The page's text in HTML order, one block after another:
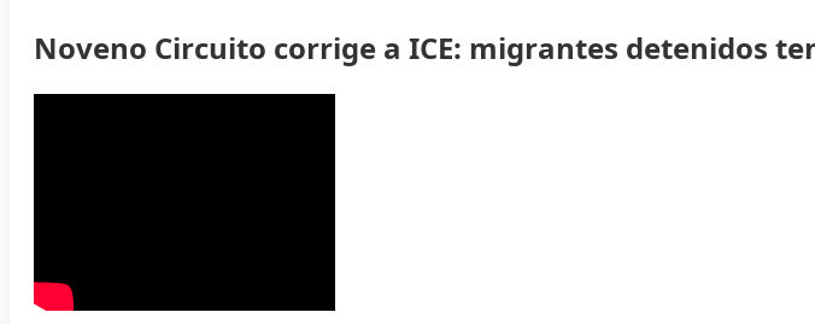
Noveno Circuito corrige a ICE: migrantes detenidos